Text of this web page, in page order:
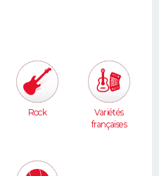
Rock
Variétés
françaises